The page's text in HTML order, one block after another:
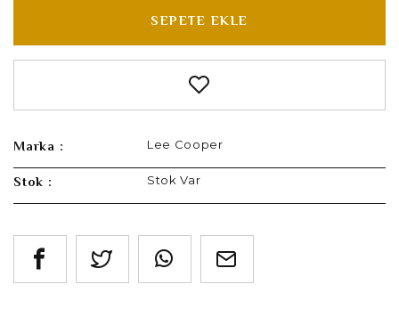
SEPETE EKLE
Marka : Lee Cooper
Stok : Stok Var